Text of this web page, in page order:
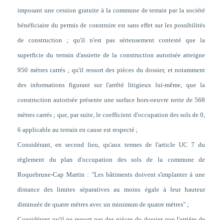
imposant une cession gratuite à la commune de terrain par la société
bénéficiaire du permis de construire est sans effet sur les possibilités
de construction ; qu'il n'est pas sérieusement contesté que la
superficie du terrain d'assiette de la construction autorisée atteigne
950 mètres carrés ; qu'il ressort des pièces du dossier, et notamment
des informations figurant sur l'arrêté litigieux lui-même, que la
construction autorisée présente une surface hors-oeuvre nette de 568
mètres carrés ; que, par suite, le coefficient d'occupation des sols de 0,
6 applicable au terrain en cause est respecté ;
Considérant, en second lieu, qu'aux termes de l'article UC 7 du
règlement du plan d'occupation des sols de la commune de
Roquebrune-Cap Martin : "Les bâtiments doivent s'implanter à une
distance des limites séparatives au moins égale à leur hauteur
diminuée de quatre mètres avec un minimum de quatre mètres" ;